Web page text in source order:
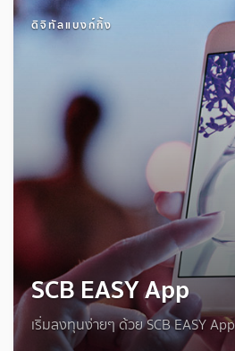
ดิจิทัลแบงก์กิ้ง
SCB EASY App
เริ่มลงทุนง่ายๆ ด้วย SCB EASY App